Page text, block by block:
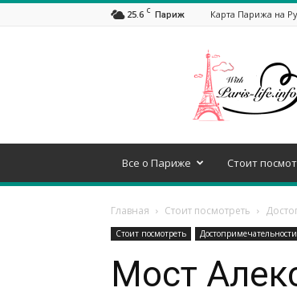
25.6 C Париж Карта Парижа на
Все о Париже Стоит
Главная Стоит посмотреть
Стоит посмотреть
Мост